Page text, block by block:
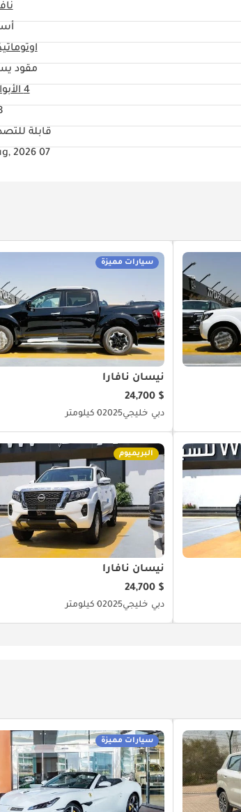
مقود
4 الأبواب
قابلة
07 Aug, 2026
سيارات مميزة
نيسان نافارا
$ 24,700
دبي خليجي20250 كيلومتر
البريميوم
نيسان نافارا
$ 24,700
دبي خليجي20250 كيلومتر
سيارات مميزة